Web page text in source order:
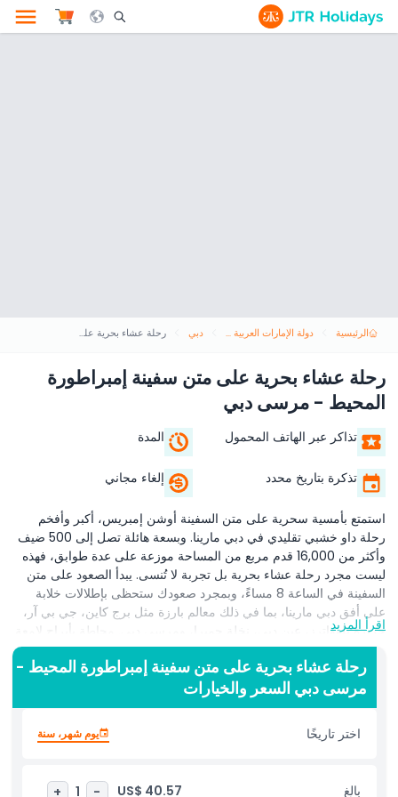
Search Opener Icon
الرئيسية دولة الإمارات العربية المتحدة دبي رحلة عشاء بحرية على متن سفينة إمبراطورة المحيط - مرسى دبي
رحلة عشاء بحرية على متن سفينة إمبراطورة
المحيط - مرسى دبي
تذاكر عبر الهاتف المحمول المدة
تذكرة بتاريخ محدد إلغاء مجاني
استمتع بأمسية سحرية على متن السفينة أوشن إمبريس، أكبر وأفخم
رحلة داو خشبي تقليدي في دبي مارينا. وبسعة هائلة تصل إلى 500 ضيف
وأكثر من 16,000 قدم مربع من المساحة موزعة على عدة طوابق، فهذه
ليست مجرد رحلة عشاء بحرية بل تجربة لا تُنسى. يبدأ الصعود على متن
السفينة في الساعة 8 مساءً، وبمجرد صعودك ستحظى بإطلالات خلابة
على أفق دبي مارينا، بما في ذلك معالم بارزة مثل برج كاين، جي بي آر،
جزيرة بلوواترز، عين دبي، نخلة جميرا، ومرسى دبي. محاطة بأبراج لامعة
وفنادق خمس نجوم، تجمع رحلة العشاء البحرية هذه لمدة ساعتين في دبي
مارينا بين مشاهدة المعالم وتناول الطعام والترفيه من الدرجة الأولى.
تذوق مجموعة غنية من المأكولات العالمية والآسيوية، بما في ذلك
المقبلات والسلطات والأطباق الرئيسية والحلويات، كلها تُحضّر طازجة في
محطات طهي مباشرة تتميز بطاهٍ روبوتي. يشمل الترفيه على متن السفينة
موسيقى حية وراقصين وعروضاً تقليدية، مقدماً تجربة متكاملة ثقافية
فريدة، فإن رحلة عشاء أوشن إمبريس تُعد من بين أكثر معالم دبي مارينا
اقرأ المزيد
رحلة عشاء بحرية على متن سفينة إمبراطورة المحيط -
مرسى دبي السعر والخيارات
اختر تاريخًا يوم شهر، سنة
بالغ US$ 40.57
-
1
+